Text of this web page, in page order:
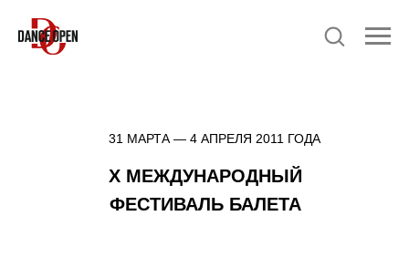
X МЕЖДУНАРОДНЫЙ
ФЕСТИВАЛЬ БАЛЕТА
31 МАРТА — 4 АПРЕЛЯ 2011 ГОДА